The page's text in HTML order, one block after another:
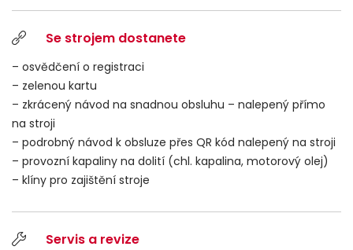
Se strojem dostanete
– osvědčení o registraci
– zelenou kartu
– zkrácený návod na snadnou obsluhu – nalepený přímo
na stroji
– podrobný návod k obsluze přes QR kód nalepený na stroji
– provozní kapaliny na dolití (chl. kapalina, motorový olej)
– klíny pro zajištění stroje
Servis a revize